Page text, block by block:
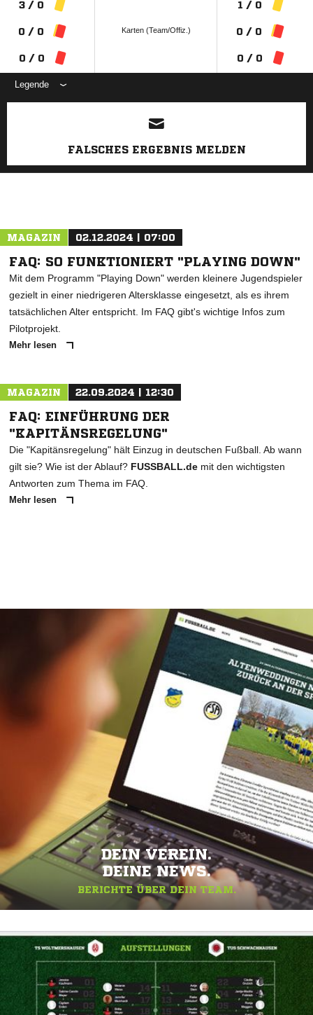
3 / 0
0 / 0
0 / 0
Karten (Team/Offiz.)
1 / 0
0 / 0
0 / 0
Legende
ANZEIGE
FALSCHES ERGEBNIS MELDEN
MAGAZIN 02.12.2024 | 07:00
FAQ: SO FUNKTIONIERT "PLAYING DOWN"
Mit dem Programm "Playing Down" werden kleinere Jugendspieler
gezielt in einer niedrigeren Altersklasse eingesetzt, als es ihrem
tatsächlichen Alter entspricht. Im FAQ gibt's wichtige Infos zum
Pilotprojekt.
Mehr lesen
MAGAZIN 22.09.2024 | 12:30
FAQ: EINFÜHRUNG DER
"KAPITÄNSREGELUNG"
Die "Kapitänsregelung" hält Einzug in deutschen Fußball. Ab wann
gilt sie? Wie ist der Ablauf? FUSSBALL.de mit den wichtigsten
Antworten zum Thema im FAQ.
Mehr lesen
DEIN VEREIN.
DEINE NEWS.
BERICHTE ÜBER DEIN TEAM.